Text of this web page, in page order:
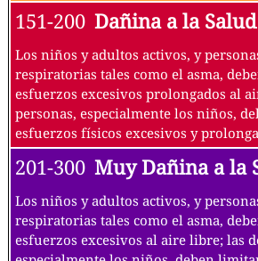
151-200 Dañina a la Salud
Los niños y adultos activos, y
respiratorias tales como el asma,
esfuerzos excesivos prolongados al
personas, especialmente los niños,
esfuerzos físicos excesivos y
201-300 Muy Dañina a la
Los niños y adultos activos, y
respiratorias tales como el asma,
esfuerzos excesivos al aire libre; las